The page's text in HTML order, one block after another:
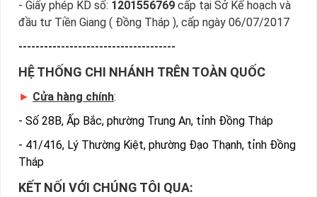
- Giấy phép KD số: 1201556769 cấp tại Sở Kế hoạch và
đầu tư Tiền Giang ( Đồng Tháp ), cấp ngày 06/07/2017
-------------------------------------
HỆ THỐNG CHI NHÁNH TRÊN TOÀN QUỐC
► Cửa hàng chính:
- Số 28B, Ấp Bắc, phường Trung An, tỉnh Đồng Tháp
- 41/416, Lý Thường Kiệt, phường Đạo Thạnh, tỉnh Đồng
Tháp
KẾT NỐI VỚI CHÚNG TÔI QUA: